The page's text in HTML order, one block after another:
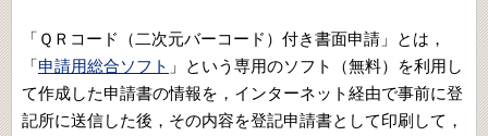
「ＱＲコード（二次元バーコード）付き書面申請」とは，
「申請用総合ソフト 」という専用のソフト（無料）を利用し
て作成した申請書の情報を，インターネット経由で事前に登
記所に送信した後，その内容を登記申請書として印刷して，